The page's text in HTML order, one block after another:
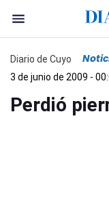
Diario de Cuyo
3 de junio de 2009 -
Perdió